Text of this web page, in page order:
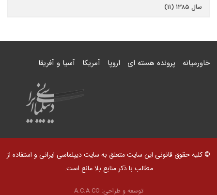
سال ۱۳۸۵ (۱۱)
خاورمیانه پرونده هسته ای اروپا آمریکا آسیا و آفریقا
© کلیه حقوق قانونی این سایت متعلق به سایت دیپلماسی ایرانی و استفاده از
مطالب با ذکر منابع بلا مانع است.
توسعه و طراحی: A.C.A CO